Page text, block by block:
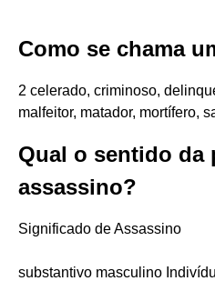
Como se chama
2 celerado, criminoso,
malfeitor, matador, mortífero,
Qual o sentido da
assassino?
Significado de Assassino
substantivo masculino